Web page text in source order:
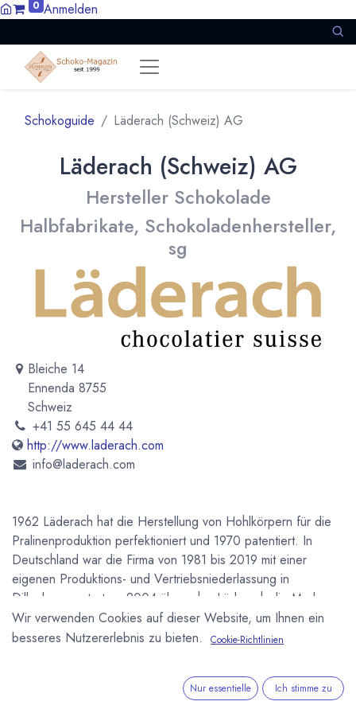
0 Anmelden
Schokoguide Läderach (Schweiz) AG
Läderach (Schweiz) AG
Hersteller Schokolade
Halbfabrikate, Schokoladenhersteller,
sg
Bleiche 14
Ennenda 8755
Schweiz
+41 55 645 44 44
http://www.laderach.com
info@laderach.com
1962 Läderach hat die Herstellung von Hohlkörpern für die
Pralinenproduktion perfektioniert und 1970 patentiert. In
Deutschland war die Firma von 1981 bis 2019 mit einer
eigenen Produktions- und Vertriebsniederlassung in
Dillenburg vertreten. 2004 übernahm Läderach die Merkur
Confiserien AG in der Schweiz. Seit 2012 produziert
Läderach die eigene Schokolade von der Bohne an in einer
Wir verwenden Cookies auf dieser Website, um Ihnen ein
besseres Nutzererlebnis zu bieten.
Cookie-Richtlinien
Nur essentielle Ich stimme zu